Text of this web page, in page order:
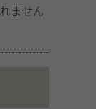
ません